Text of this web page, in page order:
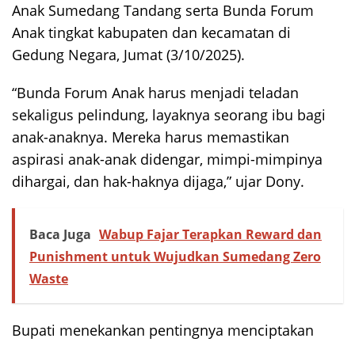
Anak Sumedang Tandang serta Bunda Forum
Anak tingkat kabupaten dan kecamatan di
Gedung Negara, Jumat (3/10/2025).
“Bunda Forum Anak harus menjadi teladan
sekaligus pelindung, layaknya seorang ibu bagi
anak-anaknya. Mereka harus memastikan
aspirasi anak-anak didengar, mimpi-mimpinya
dihargai, dan hak-haknya dijaga,” ujar Dony.
Baca Juga Wabup Fajar Terapkan Reward dan
Punishment untuk Wujudkan Sumedang Zero
Waste
Bupati menekankan pentingnya menciptakan